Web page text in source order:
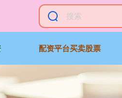
配资平台买卖股票